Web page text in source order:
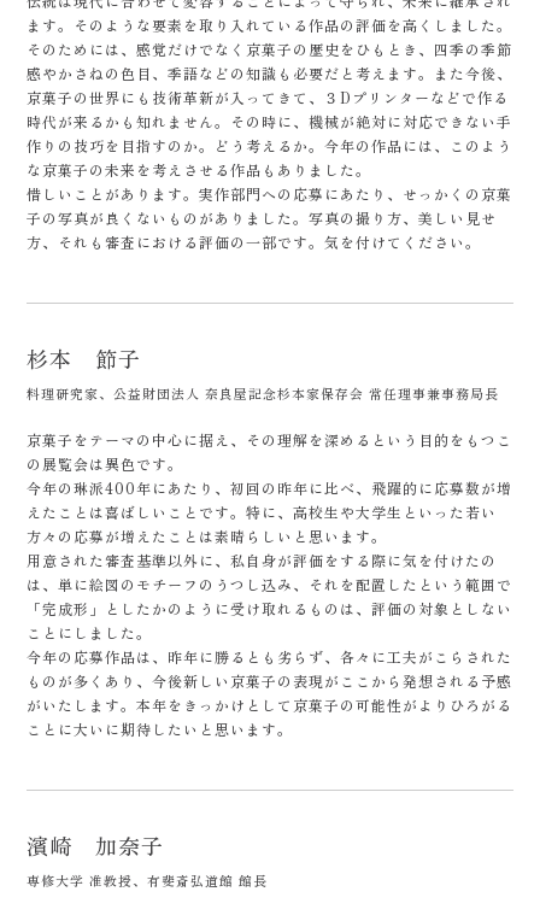
ます。そのような要素を取り入れている作品の評価を高くしました。
そのためには、感覚だけでなく京菓子の歴史をひもとき、四季の季節
感やかさねの色目、季語などの知識も必要だと考えます。また今後、
京菓子の世界にも技術革新が入ってきて、３Dプリンターなどで作る
時代が来るかも知れません。その時に、機械が絶対に対応できない手
作りの技巧を目指すのか。どう考えるか。今年の作品には、このよう
な京菓子の未来を考えさせる作品もありました。
惜しいことがあります。実作部門への応募にあたり、せっかくの京菓
子の写真が良くないものがありました。写真の撮り方、美しい見せ
方、それも審査における評価の一部です。気を付けてください。
杉本 節子
料理研究家、公益財団法人 奈良屋記念杉本家保存会 常任理事兼事務局長
京菓子をテーマの中心に据え、その理解を深めるという目的をもつこ
の展覧会は異色です。
今年の琳派400年にあたり、初回の昨年に比べ、飛躍的に応募数が増
えたことは喜ばしいことです。特に、高校生や大学生といった若い
方々の応募が増えたことは素晴らしいと思います。
用意された審査基準以外に、私自身が評価をする際に気を付けたの
は、単に絵図のモチーフのうつし込み、それを配置したという範囲で
「完成形」としたかのように受け取れるものは、評価の対象としない
ことにしました。
今年の応募作品は、昨年に勝るとも劣らず、各々に工夫がこらされた
ものが多くあり、今後新しい京菓子の表現がここから発想される予感
がいたします。本年をきっかけとして京菓子の可能性がよりひろがる
ことに大いに期待したいと思います。
濱崎 加奈子
専修大学 准教授、有斐斎弘道館 館長